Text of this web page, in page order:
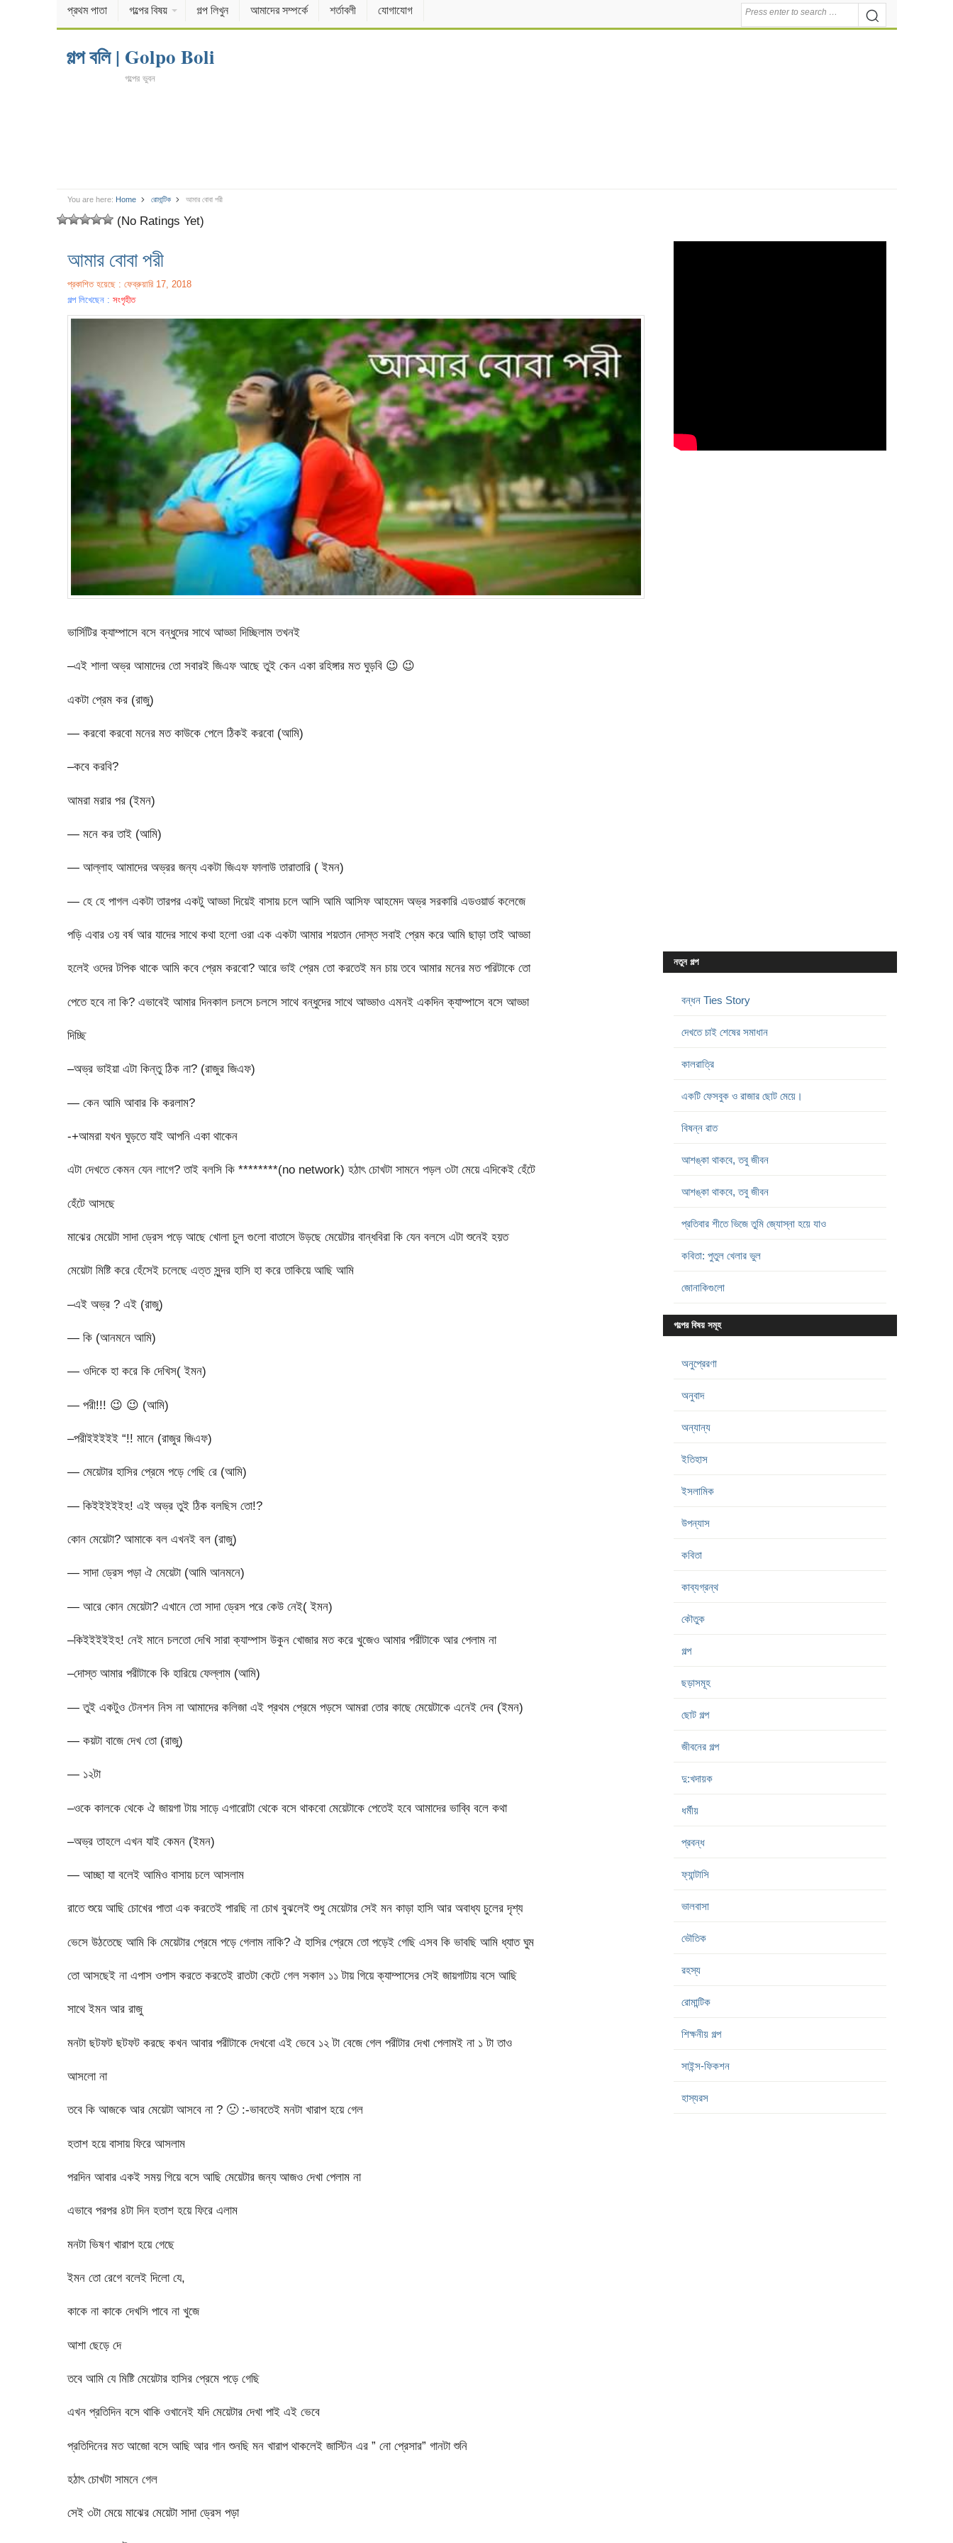
প্রথম পাতা গল্পের বিষয় গল্প লিখুন আমাদের সম্পর্কে শর্তাবলী যোগাযোগ
গল্প বলি | Golpo Boli
গল্পের ভুবন
You are here: Home রোমান্টিক আমার বোবা পরী
(No Ratings Yet)
আমার বোবা পরী
প্রকাশিত হয়েছে : ফেব্রুয়ারি 17, 2018
গল্প লিখেছেন : সংগৃহীত
ভার্সিটির ক্যাম্পাসে বসে বন্ধুদের সাথে আড্ডা দিচ্ছিলাম তখনই
–এই শালা অভ্র আমাদের তো সবারই জিএফ আছে তুই কেন একা রহিঙ্গার মত ঘুড়বি 😉 😉
একটা প্রেম কর (রাজু)
— করবো করবো মনের মত কাউকে পেলে ঠিকই করবো (আমি)
–কবে করবি?
আমরা মরার পর (ইমন)
— মনে কর তাই (আমি)
— আল্লাহ আমাদের অভ্রর জন্য একটা জিএফ ফালাউ তারাতারি ( ইমন)
— হে হে পাগল একটা তারপর একটু আড্ডা দিয়েই বাসায় চলে আসি আমি আসিফ আহমেদ অভ্র সরকারি এডওয়ার্ড কলেজে
পড়ি এবার ৩য় বর্ষ আর যাদের সাথে কথা হলো ওরা এক একটা আমার শয়তান দোস্ত সবাই প্রেম করে আমি ছাড়া তাই আড্ডা
হলেই ওদের টপিক থাকে আমি কবে প্রেম করবো? আরে ভাই প্রেম তো করতেই মন চায় তবে আমার মনের মত পরিটাকে তো
পেতে হবে না কি? এভাবেই আমার দিনকাল চলসে চলসে সাথে বন্ধুদের সাথে আড্ডাও এমনই একদিন ক্যাম্পাসে বসে আড্ডা
দিচ্ছি
–অভ্র ভাইয়া এটা কিন্তু ঠিক না? (রাজুর জিএফ)
— কেন আমি আবার কি করলাম?
-+আমরা যখন ঘুড়তে যাই আপনি একা থাকেন
এটা দেখতে কেমন যেন লাগে? তাই বলসি কি ********(no network) হঠাৎ চোখটা সামনে পড়ল ৩টা মেয়ে এদিকেই হেঁটে
হেঁটে আসছে
মাঝের মেয়েটা সাদা ড্রেস পড়ে আছে খোলা চুল গুলো বাতাসে উড়ছে মেয়েটার বান্ধবিরা কি যেন বলসে এটা শুনেই হয়ত
মেয়েটা মিষ্টি করে হেঁসেই চলেছে এত্ত সুন্দর হাসি হা করে তাকিয়ে আছি আমি
–এই অভ্র ? এই (রাজু)
— কি (আনমনে আমি)
— ওদিকে হা করে কি দেখিস( ইমন)
— পরী!!! 😉 😉 (আমি)
–পরীইইইইই “!! মানে (রাজুর জিএফ)
— মেয়েটার হাসির প্রেমে পড়ে গেছি রে (আমি)
— কিইইইইইহ! এই অভ্র তুই ঠিক বলছিস তো!?
কোন মেয়েটা? আমাকে বল এখনই বল (রাজু)
— সাদা ড্রেস পড়া ঐ মেয়েটা (আমি আনমনে)
— আরে কোন মেয়েটা? এখানে তো সাদা ড্রেস পরে কেউ নেই( ইমন)
–কিইইইইইহ! নেই মানে চলতো দেখি সারা ক্যাম্পাস উকুন খোজার মত করে খুজেও আমার পরীটাকে আর পেলাম না
–দোস্ত আমার পরীটাকে কি হারিয়ে ফেল্লাম (আমি)
— তুই একটুও টেনশন নিস না আমাদের কলিজা এই প্রথম প্রেমে পড়সে আমরা তোর কাছে মেয়েটাকে এনেই দেব (ইমন)
— কয়টা বাজে দেখ তো (রাজু)
— ১২টা
–ওকে কালকে থেকে ঐ জায়গা টায় সাড়ে এগারোটা থেকে বসে থাকবো মেয়েটাকে পেতেই হবে আমাদের ভাব্বি বলে কথা
–অভ্র তাহলে এখন যাই কেমন (ইমন)
— আচ্ছা যা বলেই আমিও বাসায় চলে আসলাম
রাতে শুয়ে আছি চোখের পাতা এক করতেই পারছি না চোখ বুঝলেই শুধু মেয়েটার সেই মন কাড়া হাসি আর অবাধ্য চুলের দৃশ্য
ভেসে উঠতেছে আমি কি মেয়েটার প্রেমে পড়ে গেলাম নাকি? ঐ হাসির প্রেমে তো পড়েই গেছি এসব কি ভাবছি আমি ধ্যাত ঘুম
তো আসছেই না এপাস ওপাস করতে করতেই রাতটা কেটে গেল সকাল ১১ টায় গিয়ে ক্যাম্পাসের সেই জায়গাটায় বসে আছি
সাথে ইমন আর রাজু
মনটা ছটফট ছটফট করছে কখন আবার পরীটাকে দেখবো এই ভেবে ১২ টা বেজে গেল পরীটার দেখা পেলামই না ১ টা তাও
আসলো না
তবে কি আজকে আর মেয়েটা আসবে না ? 🙁:-ভাবতেই মনটা খারাপ হয়ে গেল
হতাশ হয়ে বাসায় ফিরে আসলাম
পরদিন আবার একই সময় গিয়ে বসে আছি মেয়েটার জন্য আজও দেখা পেলাম না
এভাবে পরপর ৪টা দিন হতাশ হয়ে ফিরে এলাম
মনটা ভিষণ খারাপ হয়ে গেছে
ইমন তো রেগে বলেই দিলো যে,
কাকে না কাকে দেখসি পাবে না খুজে
আশা ছেড়ে দে
তবে আমি যে মিষ্টি মেয়েটার হাসির প্রেমে পড়ে গেছি
এখন প্রতিদিন বসে থাকি ওখানেই যদি মেয়েটার দেখা পাই এই ভেবে
প্রতিদিনের মত আজো বসে আছি আর গান শুনছি মন খারাপ থাকলেই জাস্টিন এর ” নো প্রেসার” গানটা শুনি
হঠাৎ চোখটা সামনে গেল
সেই ৩টা মেয়ে মাঝের মেয়েটা সাদা ড্রেস পড়া
নতুন গল্প
বন্ধন Ties Story
দেখতে চাই শেষের সমাধান
কালরাত্রি
একটি ফেসবুক ও রাজার ছোট মেয়ে।
বিষন্ন রাত
আশঙ্কা থাকবে, তবু জীবন
আশঙ্কা থাকবে, তবু জীবন
প্রতিবার শীতে ভিজে তুমি জ্যোস্না হয়ে যাও
কবিতা: পুতুল খেলার ভুল
জোনাকিগুলো
গল্পের বিষয় সমূহ
অনুপ্রেরণা
অনুবাদ
অন্যান্য
ইতিহাস
ইসলামিক
উপন্যাস
কবিতা
কাব্যগ্রন্থ
কৌতুক
গল্প
ছড়াসমূহ
ছোট গল্প
জীবনের গল্প
দু:খদায়ক
ধর্মীয়
প্রবন্ধ
ফ্যান্টাসি
ভালবাসা
ভৌতিক
রহস্য
রোমান্টিক
শিক্ষনীয় গল্প
সাইন্স-ফিকশন
হাস্যরস